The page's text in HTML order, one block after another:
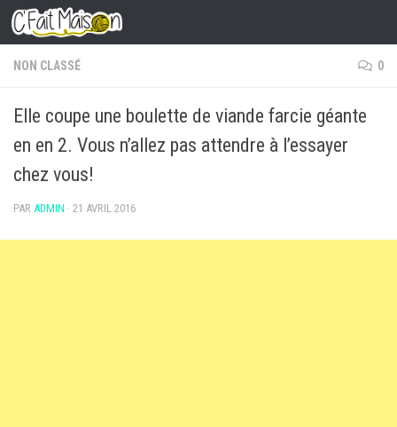
Skip to content
NON CLASSÉ 0
Elle coupe une boulette de viande farcie géante
en en 2. Vous n’allez pas attendre à l’essayer
chez vous!
PAR ADMIN · 21 AVRIL 2016